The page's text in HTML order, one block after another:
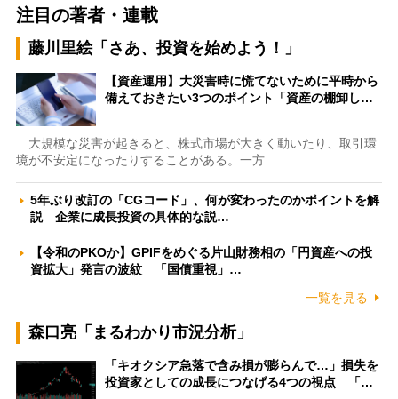
注目の著者・連載
藤川里絵「さあ、投資を始めよう！」
【資産運用】大災害時に慌てないために平時から
備えておきたい3つのポイント「資産の棚卸し…
大規模な災害が起きると、株式市場が大きく動いたり、取引環
境が不安定になったりすることがある。一方…
5年ぶり改訂の「CGコード」、何が変わったのかポイントを解
説 企業に成長投資の具体的な説…
【令和のPKOか】GPIFをめぐる片山財務相の「円資産への投
資拡大」発言の波紋 「国債重視」…
一覧を見る
森口亮「まるわかり市況分析」
「キオクシア急落で含み損が膨らんで…」損失を
投資家としての成長につなげる4つの視点 「…